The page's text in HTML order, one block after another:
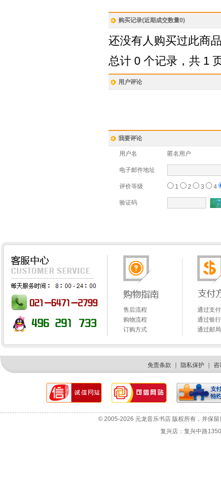
购买记录(近期成交数量0)
还没有人购买过此商
总计 0 个记录，共 1
用户评论
我要评论
用户名 匿名用户
电子邮件地址
评价等级 1 2 3 4
验证码
售后流程
购物流程
订购方式
通过支
通过银
通过邮
网站故障报告
选机咨询
投诉与建议
免责条款 隐私保护 咨
© 2005-2026 元龙音乐书店 版权所有，并保留
复兴店：复兴中路